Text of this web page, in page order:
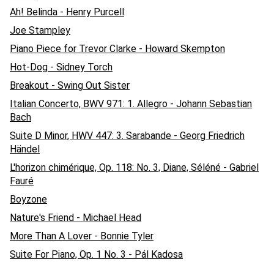
Ah! Belinda - Henry Purcell
Joe Stampley
Piano Piece for Trevor Clarke - Howard Skempton
Hot-Dog - Sidney Torch
Breakout - Swing Out Sister
Italian Concerto, BWV 971: 1. Allegro - Johann Sebastian
Bach
Suite D Minor, HWV 447: 3. Sarabande - Georg Friedrich
Händel
L'horizon chimérique, Op. 118: No. 3, Diane, Séléné - Gabriel
Fauré
Boyzone
Nature's Friend - Michael Head
More Than A Lover - Bonnie Tyler
Suite For Piano, Op. 1 No. 3 - Pál Kadosa